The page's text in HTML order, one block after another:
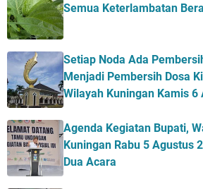
Semua Keterlambatan
Setiap Noda Ada
Menjadi Pembersih Dosa
Wilayah Kuningan Kamis 6
Agenda Kegiatan Bupati,
Kuningan Rabu 5 Agustus
Dua Acara